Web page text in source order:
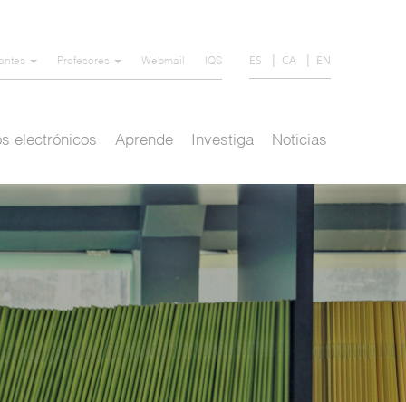
Profesores Webmail IQS ES CA EN
electrónicos Aprende Investiga Noticias